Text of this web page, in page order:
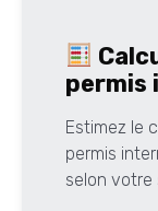
permis
Estimez le
permis
selon votre